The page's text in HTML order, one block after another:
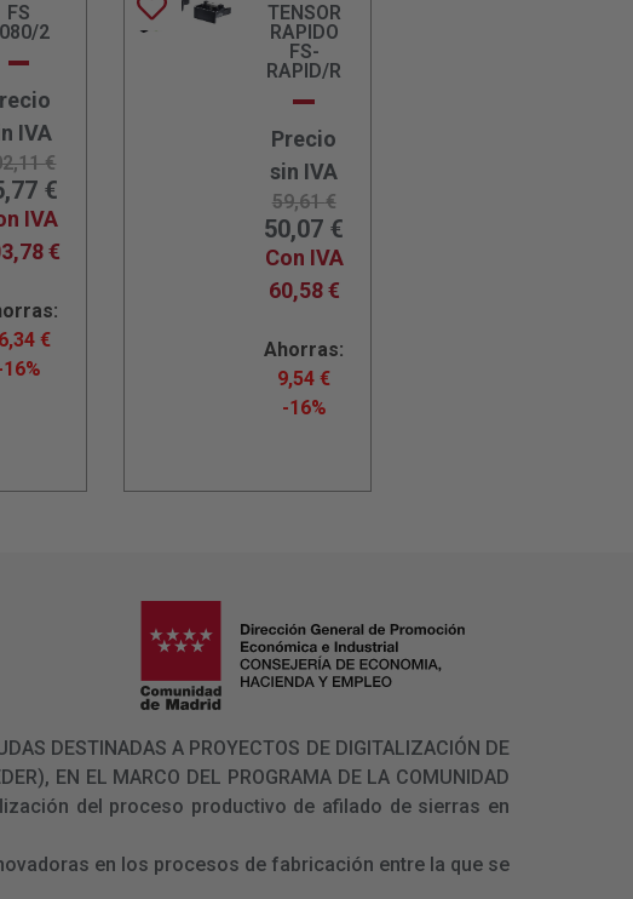
FS
2
IVA
€
€
IVA
€
€
16%
TENSOR
RAPIDO
FS-
RAPID/R
Precio
sin IVA
59,61€
50,07 €
Con IVA
60,58€
Ahorras:
9,54€
-16%
DESTINADAS A PROYECTOS DE DIGITALIZACIÓN DE
EN EL MARCO DEL PROGRAMA DE LA COMUNIDAD
del proceso productivo de afilado de sierras en
en los procesos de fabricación entre la que se